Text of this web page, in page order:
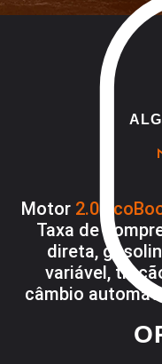
Motor 2.0
Taxa de
direta,
variável,
câmbio